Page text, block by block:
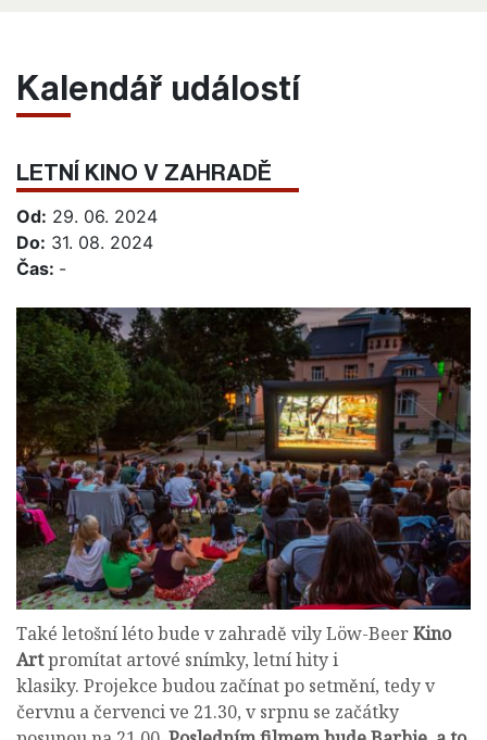
Kalendář událostí
LETNÍ KINO V ZAHRADĚ
Od: 29. 06. 2024
Do: 31. 08. 2024
Čas: -
Také letošní léto bude v zahradě vily Löw-BeerKino
Artpromítat artové snímky, letní hity i
klasiky. Projekce budou začínat po setmění, tedy v
červnu a červenci ve 21.30, v srpnu se začátky